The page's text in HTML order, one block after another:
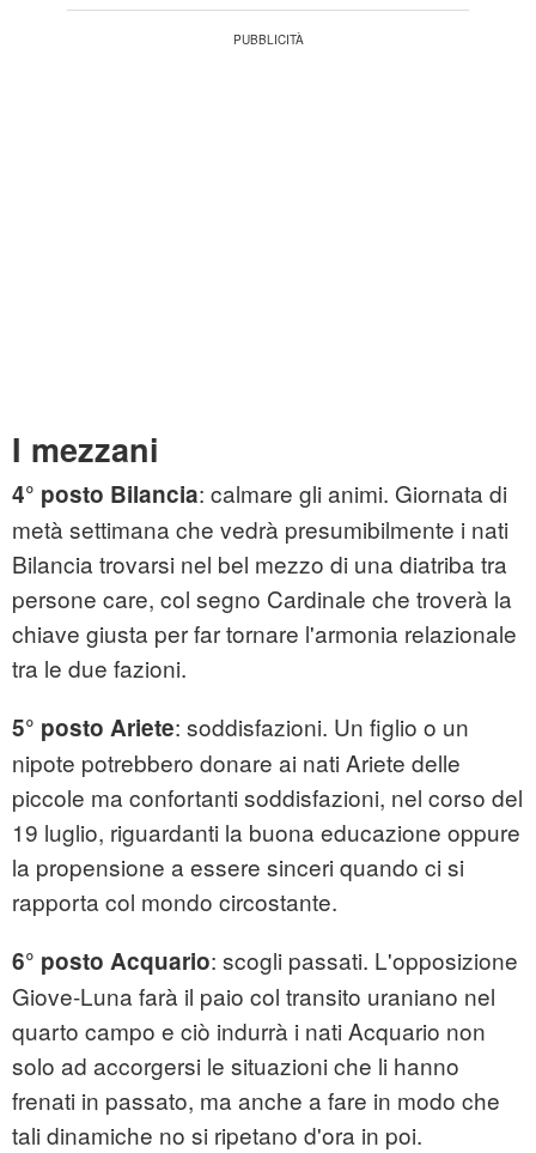
I mezzani
4° posto Bilancia: calmare gli animi. Giornata di
metà settimana che vedrà presumibilmente i nati
Bilancia trovarsi nel bel mezzo di una diatriba tra
persone care, col segno Cardinale che troverà la
chiave giusta per far tornare l'armonia relazionale
tra le due fazioni.
5° posto Ariete: soddisfazioni. Un figlio o un
nipote potrebbero donare ai nati Ariete delle
piccole ma confortanti soddisfazioni, nel corso del
19 luglio, riguardanti la buona educazione oppure
la propensione a essere sinceri quando ci si
rapporta col mondo circostante.
6° posto Acquario: scogli passati. L'opposizione
Giove-Luna farà il paio col transito uraniano nel
quarto campo e ciò indurrà i nati Acquario non
solo ad accorgersi le situazioni che li hanno
frenati in passato, ma anche a fare in modo che
tali dinamiche no si ripetano d'ora in poi.